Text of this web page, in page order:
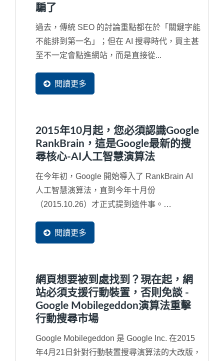
騙了
過去，傳統 SEO 的討論重點都在於「關鍵字能
不能排到第一名」；但在 AI 搜尋時代，買主甚
至不一定會點進網站，而是直接從...
閱讀更多
2015年10月起，您必須認識Google
RankBrain，這是Google最新的搜
尋核心-AI人工智慧演算法
在今年初，Google 開始導入了 RankBrain AI
人工智慧演算法，直到今年十月份
（2015.10.26）才正式提到這件事。
閱讀更多
網頁想要被到處找到？現在起，網
站必須支援行動裝置，否則免談 -
Google Mobilegeddon演算法重擊
行動搜尋市場
Google Mobilegeddon 是 Google Inc. 在2015
年4月21日針對行動裝置搜尋演算法的大改版，